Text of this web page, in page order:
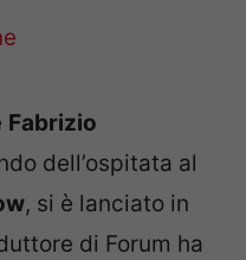
Fabrizio
dell’ospitata al
, si è lanciato in
di Forum ha